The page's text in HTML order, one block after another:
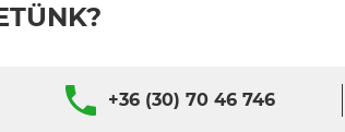
+36 (30) 70 46 746